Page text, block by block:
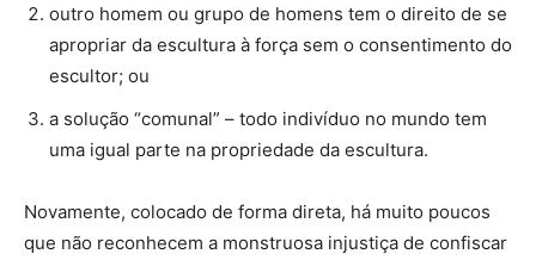
outro homem ou grupo de homens tem o direito de se
apropriar da escultura à força sem o consentimento do
escultor; ou
a solução “comunal” – todo indivíduo no mundo tem
uma igual parte na propriedade da escultura.
Novamente, colocado de forma direta, há muito poucos
que não reconhecem a monstruosa injustiça de confiscar